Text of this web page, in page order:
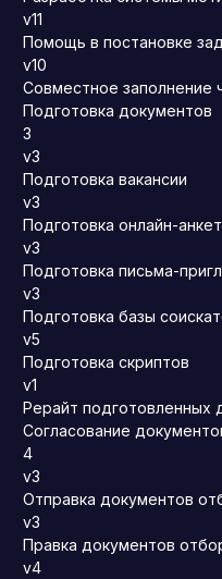
v11
Помощь в постановке
v10
Совместное заполнение
Подготовка документов
3
v3
Подготовка вакансии
v3
Подготовка онлайн-
v3
Подготовка письма-
v3
Подготовка базы
v5
Подготовка скриптов
v1
Рерайт подготовленных
Согласование
4
v3
Отправка документов
v3
Правка документов
v4